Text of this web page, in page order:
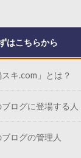
はこちらから
スキ.com」とは？
ブログに登場する人
ブログの管理人